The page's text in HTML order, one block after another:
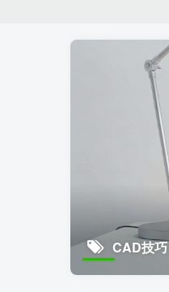
CAD技巧